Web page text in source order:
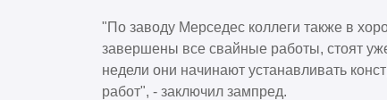
"По заводу Мерседес коллеги также в
завершены все свайные работы, стоят
недели они начинают устанавливать
работ", - заключил зампред.